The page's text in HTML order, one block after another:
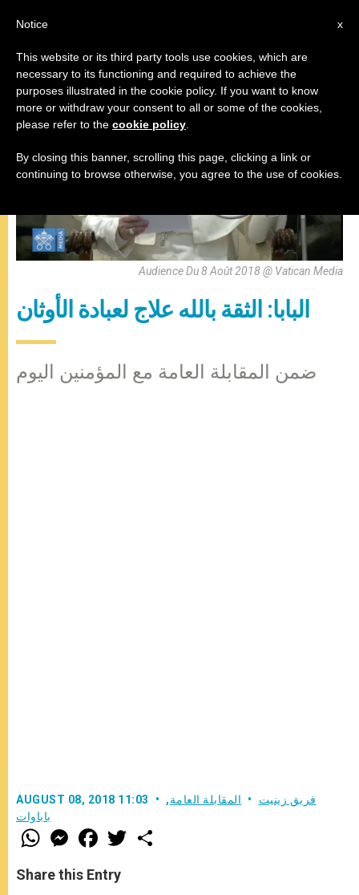
المقابلة العامة,باباوات
Audience Du 8 Août 2018 @ Vatican Media
البابا: الثقة بالله علاج لعبادة الأوثان
ضمن المقابلة العامة مع المؤمنين اليوم
AUGUST 08, 2018 11:03 فريق زينيت المقابلة العامة,
باباوات
W
h
t
s
M
e
s
e
F
a
e
b
w
Share this Entry
x
Notice
This website or its third party tools use cookies, which are
necessary to its functioning and required to achieve the
purposes illustrated in the cookie policy. If you want to know
more or withdraw your consent to all or some of the cookies,
please refer to the cookie policy
By closing this banner, scrolling this page, clicking a link or
continuing to browse otherwise, you agree to the use of cookies.